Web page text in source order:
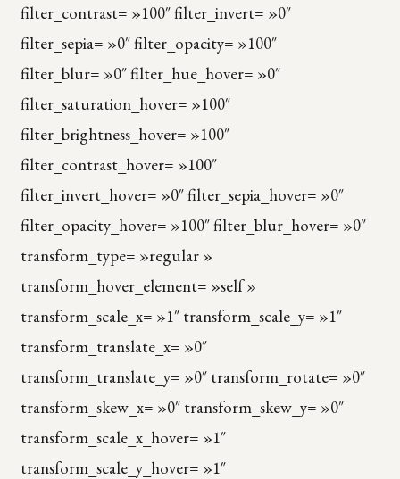
filter_contrast= »100″ filter_invert= »0″
filter_sepia= »0″ filter_opacity= »100″
filter_blur= »0″ filter_hue_hover= »0″
filter_saturation_hover= »100″
filter_brightness_hover= »100″
filter_contrast_hover= »100″
filter_invert_hover= »0″ filter_sepia_hover= »0″
filter_opacity_hover= »100″ filter_blur_hover= »0″
transform_type= »regular »
transform_hover_element= »self »
transform_scale_x= »1″ transform_scale_y= »1″
transform_translate_x= »0″
transform_translate_y= »0″ transform_rotate= »0″
transform_skew_x= »0″ transform_skew_y= »0″
transform_scale_x_hover= »1″
transform_scale_y_hover= »1″